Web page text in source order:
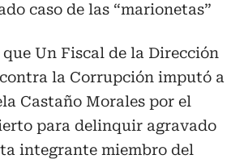
caso de las “marionetas”
Un Fiscal de la Dirección
la Corrupción imputó a
Castaño Morales por el
para delinquir agravado
integrante miembro del